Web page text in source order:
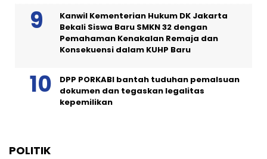
Kanwil Kementerian Hukum DK Jakarta
Bekali Siswa Baru SMKN 32 dengan
Pemahaman Kenakalan Remaja dan
Konsekuensi dalam KUHP Baru
DPP PORKABI bantah tuduhan pemalsuan
dokumen dan tegaskan legalitas
kepemilikan
POLITIK